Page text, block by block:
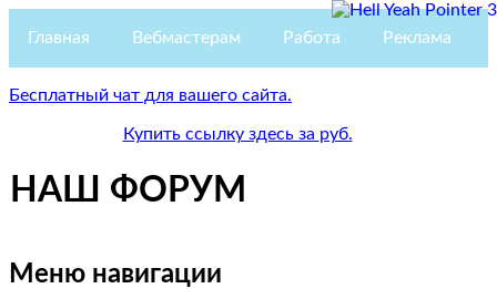
Главная Вебмастерам Работа Реклама
Бесплатный чат для вашего сайта.
Купить ссылку здесь за руб.
НАШ ФОРУМ
Меню навигации
ВидеоЧат
Партнерка
Модели